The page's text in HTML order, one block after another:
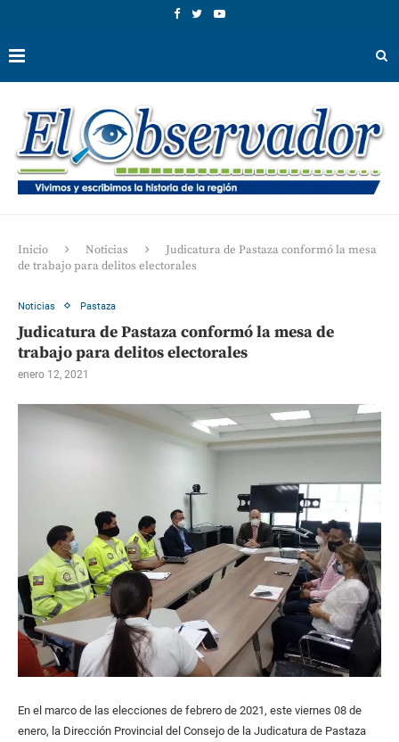
Inicio Noticias
Judicatura de Pastaza conformó la mesa
de trabajo para delitos electorales
Noticias Pastaza
Judicatura de Pastaza conformó la mesa de
trabajo para delitos electorales
enero 12, 2021
En el marco de las elecciones de febrero de 2021, este viernes 08 de
enero, la Dirección Provincial del Consejo de la Judicatura de Pastaza